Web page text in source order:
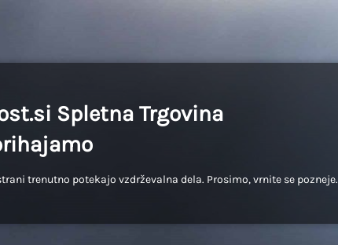
Spletna Trgovina
trenutno potekajo vzdrževalna dela. Prosimo, vrnite se pozneje.